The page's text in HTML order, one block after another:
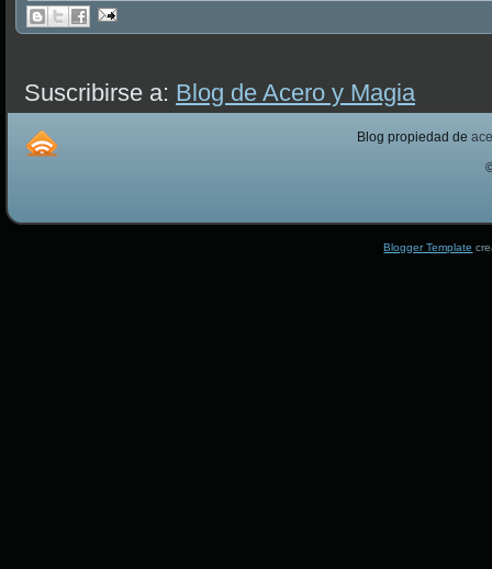
Suscribirse a: Blog de Acero y Magia
Blog propiedad de
Blogger Template